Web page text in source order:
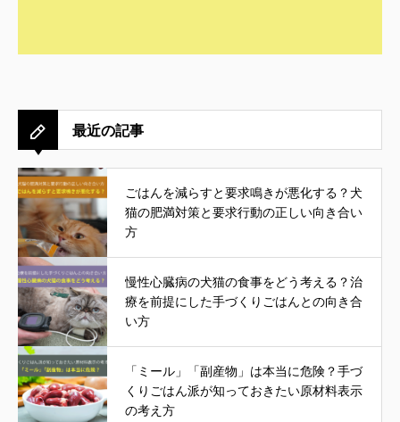
最近の記事
ごはんを減らすと要求鳴きが悪化する？犬
猫の肥満対策と要求行動の正しい向き合い
方
慢性心臓病の犬猫の食事をどう考える？治
療を前提にした手づくりごはんとの向き合
い方
「ミール」「副産物」は本当に危険？手づ
くりごはん派が知っておきたい原材料表示
の考え方